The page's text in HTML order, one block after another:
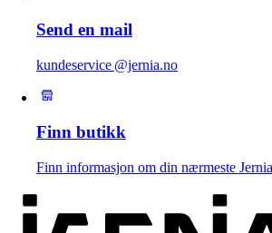
Send en mail
kundeservice @jernia.no
Finn butikk
Finn informasjon om din nærmeste